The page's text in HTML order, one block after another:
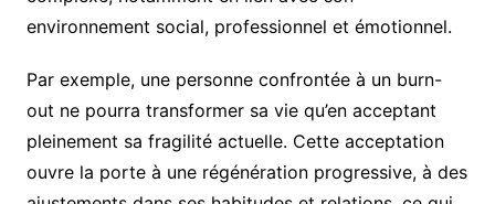
environnement social, professionnel et émotionnel.
Par exemple, une personne confrontée à un burn-
out ne pourra transformer sa vie qu’en acceptant
pleinement sa fragilité actuelle. Cette acceptation
ouvre la porte à une régénération progressive, à des